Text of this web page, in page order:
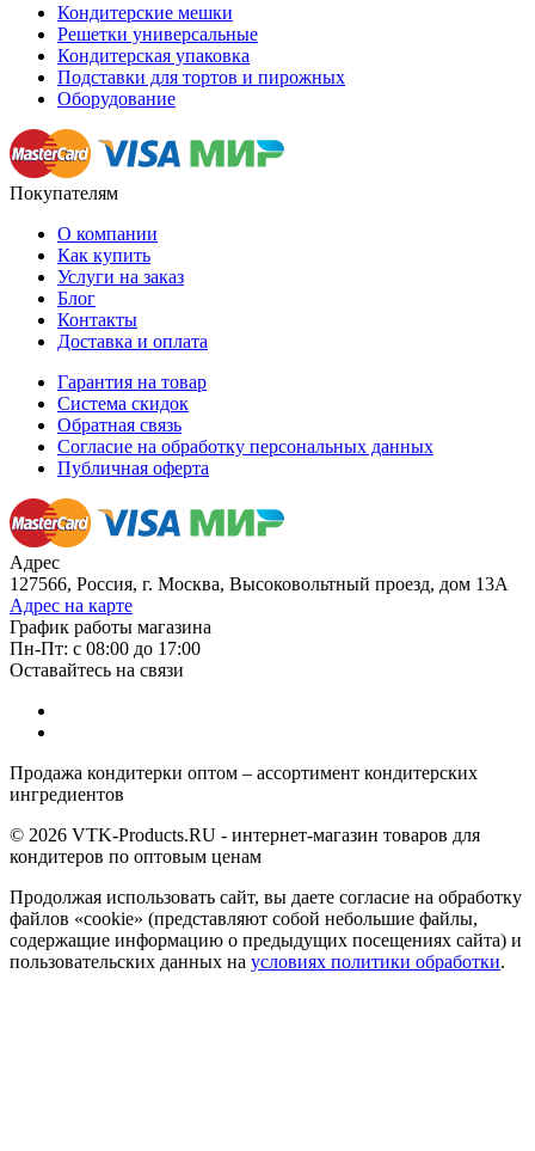
Кондитерские мешки
Решетки универсальные
Кондитерская упаковка
Подставки для тортов и пирожных
Оборудование
Покупателям
О компании
Как купить
Услуги на заказ
Блог
Контакты
Доставка и оплата
Гарантия на товар
Система скидок
Обратная связь
Согласие на обработку персональных данных
Публичная оферта
Адрес
127566, Россия, г. Москва, Высоковольтный проезд, дом 13А
Адрес на карте
График работы магазина
Пн-Пт: с 08:00 до 17:00
Оставайтесь на связи
Продажа кондитерки оптом – ассортимент кондитерских
ингредиентов
© 2026 VTK-Products.RU - интернет-магазин товаров для
кондитеров по оптовым ценам
Продолжая использовать сайт, вы даете согласие на обработку
файлов «cookie» (представляют собой небольшие файлы,
содержащие информацию о предыдущих посещениях сайта) и
пользовательских данных на условиях политики обработки.